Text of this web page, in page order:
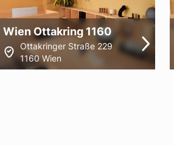
Wien Ottakring 1160
Ottakringer Straße 229
1160 Wien